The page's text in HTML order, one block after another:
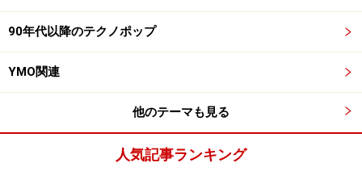
90年代以降のテクノポップ
YMO関連
他のテーマも見る
人気記事ランキング